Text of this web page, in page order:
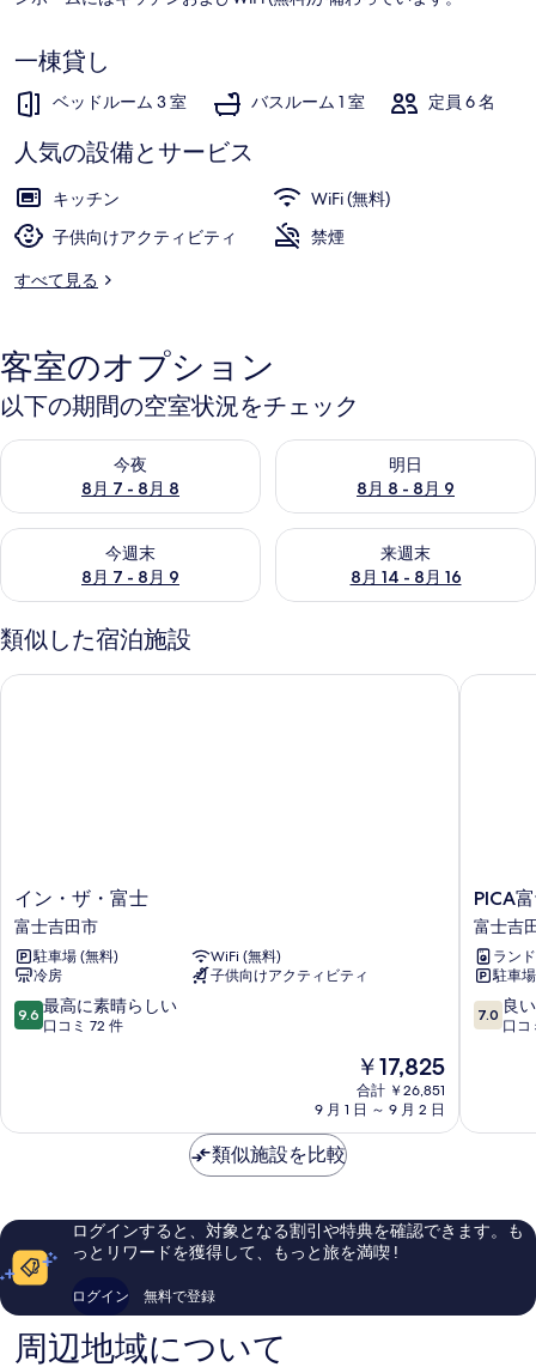
ギ
ャ
ラ
リ
ー
一棟貸し
ベッドルーム 3 室 バスルーム 1 室 定員 6 名
人気の設備とサービス
キッチン
WiFi (無料)
子供向けアクティビティ
禁煙
すべて見る
客室のオプション
以下の期間の空室状況をチェック
今夜
8月 7 - 8月 8
今夜 8月 7 - 8月 8 の空室状況をチェック
明日
8月 8 - 8月 9
明日 8月 8 - 8月 9 の空室状況
今週末
8月 7 - 8月 9
今週末 8月 7 - 8月 9 の空室状況をチェック
来週末
8月 14 - 8月 16
来週末 8月 14 - 8月 16 の空室
類似した宿泊施設
イ
ン・
ザ・
富
士
富
士
イン・ザ・富士
富士吉田市
駐車場 (無料)
WiFi (無料)
冷房
子供向けアクティビティ
10
段
高
ら
い、
口
72
9.6 最高に素晴らしい
口コミ 72 件
現
在
の
￥17,825
合計 ￥26,851
9 月 1 日 ～ 9 月 2 日
イン・ザ・富士
PICA
富
士
吉
田
富
士
PICA
富士吉
ラン
駐車
10
段
い、
16
件
7.0 良い
口コ
PICA富
類似施設を比較
ログインすると、対象となる割引や特典を確認できます。も
っとリワードを獲得して、もっと旅を満喫 !
ログイン 無料で登録
周辺地域について